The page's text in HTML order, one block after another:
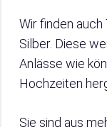
Wir finden
Silber. Diese
Anlässe wie
Hochzeiten
Sie sind aus